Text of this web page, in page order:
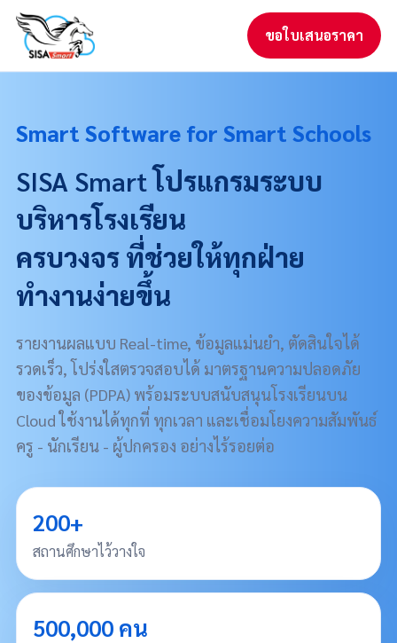
ขอใบเสนอราคา
Smart Software for Smart Schools
SISA Smartโปรแกรมระบบ
บริหารโรงเรียน
ครบวงจร ที่ช่วยให้ทุกฝ่าย
ทำงานง่ายขึ้น
รายงานผลแบบ Real-time, ข้อมูลแม่นยำ, ตัดสินใจได้
รวดเร็ว, โปร่งใสตรวจสอบได้ มาตรฐานความปลอดภัย
ของข้อมูล (PDPA) พร้อมระบบสนับสนุนโรงเรียนบน
Cloud ใช้งานได้ทุกที่ ทุกเวลา และเชื่อมโยงความสัมพันธ์
ครู - นักเรียน - ผู้ปกครอง อย่างไร้รอยต่อ
200+
สถานศึกษาไว้วางใจ
500,000 คน